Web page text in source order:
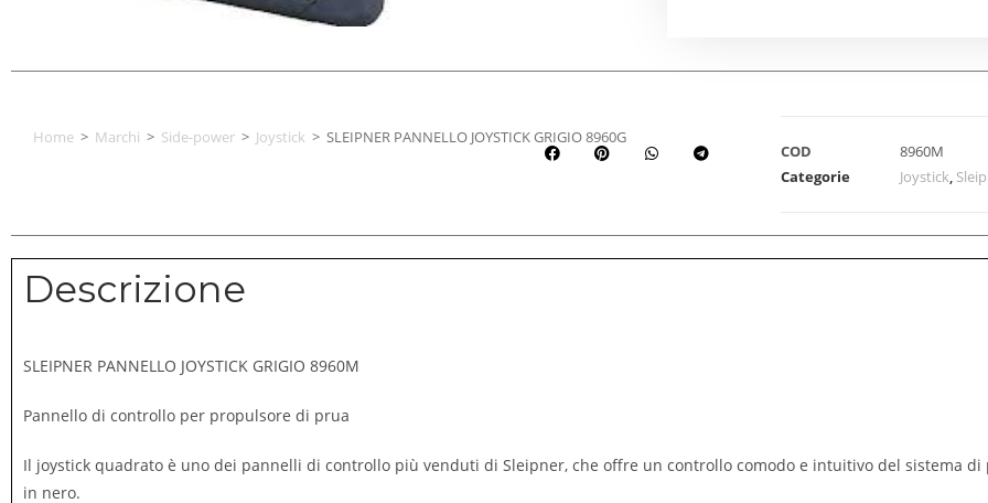
Home > Marchi > Side-power > Joystick > SLEIPNER PANNELLO JOYSTICK GRIGIO 8960G
COD
8960M
Categorie
Joystick,
Descrizione
SLEIPNER PANNELLO JOYSTICK GRIGIO 8960M
Pannello di controllo per propulsore di prua
Il joystick quadrato è uno dei pannelli di controllo più venduti di Sleipner, che offre un controllo comodo e intuitivo del sistema
in nero.